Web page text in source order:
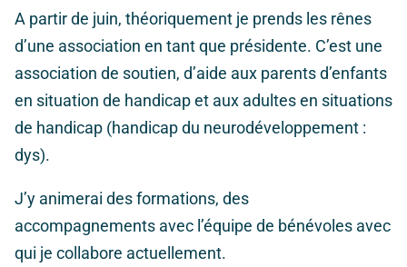
A partir de juin, théoriquement je prends les rênes
d’une association en tant que présidente. C’est une
association de soutien, d’aide aux parents d’enfants
en situation de handicap et aux adultes en situations
de handicap (handicap du neurodéveloppement :
dys).
J’y animerai des formations, des
accompagnements avec l’équipe de bénévoles avec
qui je collabore actuellement.